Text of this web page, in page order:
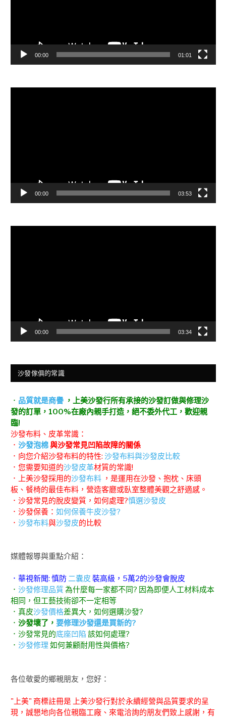
00:00 01:01
00:00 03:53
00:00 03:34
沙發傢俱的常識
． 品質就是商譽，上美沙發行所有承接的沙發訂做與修理沙
發的訂單，100%在廠內親手打造，絕不委外代工，歡迎親
臨!
沙發布料、皮革常識：
． 沙發泡棉與沙發常見凹陷故障的關係
．向您介紹沙發布料的特性: 沙發布料與沙發皮比較
．您需要知道的沙發皮革材質的常識!
．上美沙發採用的沙發布料 ，是運用在沙發、抱枕、床頭
板、餐椅的最佳布料，營造客廳或臥室整體美觀之舒適感。
．沙發常見的脫皮變質，如何處理?慎選沙發皮
．沙發保養： 如何保養牛皮沙發?
． 沙發布料與沙發皮的比較
媒體報導與重點介紹：
．華視新聞: 慎防二囊皮 裝高級，5萬2的沙發會脫皮
． 沙發修理品質為什麼每一家都不同? 因為即便人工材料成本
相同，但工藝技術卻不一定相等
．真皮沙發價格差異大，如何選購沙發?
． 沙發壞了， 要修理沙發還是買新的?
．沙發常見的底座凹陷 該如何處理?
． 沙發修理 如何兼顧耐用性與價格?
各位敬愛的鄉親朋友，您好：
"上美" 商標註冊是 上美沙發行對於永續經營與品質要求的呈
現，誠懇地向各位親臨工廠、來電洽詢的朋友們致上感謝，有